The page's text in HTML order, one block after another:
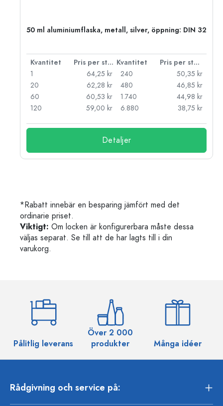
50 ml aluminiumflaska, metall, silver, öppning: DIN 32
Kvantitet Pris per styck Kvantitet
Pris per styck
1
64,25 kr
20
62,28 kr
60
60,53 kr
120
59,00 kr
240
50,35 kr
480
46,85 kr
1.740
44,98 kr
6.880
38,75 kr
Detaljer
*Rabatt innebär en besparing jämfört med det
ordinarie priset.
Viktigt: Om locken är konfigurerbara måste dessa
väljas separat. Se till att de har lagts till i din
varukorg.
Pålitlig leverans
Över 2 000
produkter
Många idéer
Rådgivning och service på: